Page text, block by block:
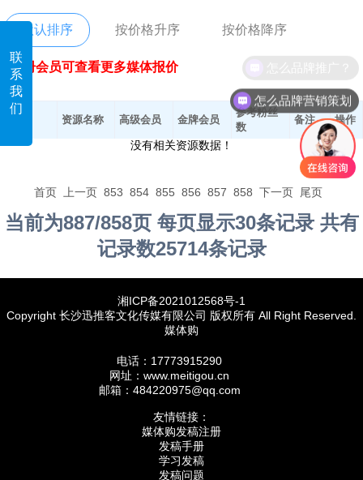
联
系
我
们
默认排序 按价格升序 按价格降序
注册会员可查看更多媒体报价
资源名称 高级会员 金牌会员
参考粉丝
数
备注 操作
没有相关资源数据！
首页 上一页 853 854 855 856 857 858 下一页 尾页
当前为887/858页 每页显示30条记录 共有
记录数25714条记录
湘ICP备2021012568号-1
Copyright 长沙迅推客文化传媒有限公司 版权所有 All Right Reserved.
媒体购
电话：17773915290
网址：www.meitigou.cn
邮箱：484220975@qq.com
友情链接：
媒体购发稿注册
发稿手册
学习发稿
发稿问题
怎么品牌营销策划